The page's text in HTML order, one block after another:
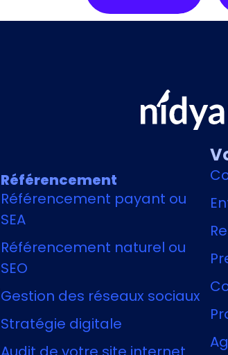
Référencement
Référencement payant ou
SEA
Référencement naturel ou
SEO
Gestion des réseaux sociaux
Stratégie digitale